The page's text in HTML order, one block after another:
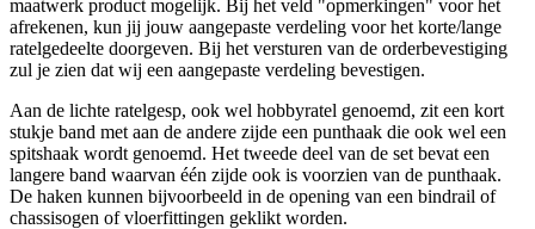
maatwerk product mogelijk. Bij het veld "opmerkingen" voor het
afrekenen, kun jij jouw aangepaste verdeling voor het korte/lange
ratelgedeelte doorgeven. Bij het versturen van de orderbevestiging
zul je zien dat wij een aangepaste verdeling bevestigen.
Aan de lichte ratelgesp, ook wel hobbyratel genoemd, zit een kort
stukje band met aan de andere zijde een punthaak die ook wel een
spitshaak wordt genoemd. Het tweede deel van de set bevat een
langere band waarvan één zijde ook is voorzien van de punthaak.
De haken kunnen bijvoorbeeld in de opening van een bindrail of
chassisogen of vloerfittingen geklikt worden.